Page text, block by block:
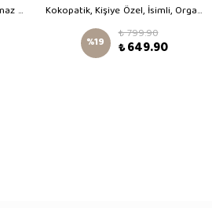
Kokopatik,Kişiye Özel, Kaydırmaz Taban,Organik Pamuk Astarlı Ev Patiği,İlk Adım Ayakkabısı,İyi Geceler Desenli Patik Kokopatik, Kişiye Özel, İsimli, Organik Pamuk Bebek Patiği,Kaydırmaz Taban,Yenidoğan Patik,Ev Kreş Ayakkabısı,Kahvemsi Ok Desen Patik
%19 ₺ 799.90
₺ 649.90